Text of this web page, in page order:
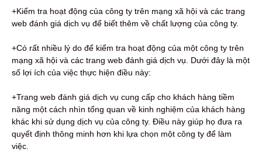
+Kiểm tra hoạt động của công ty trên mạng xã hội và các trang
web đánh giá dịch vụ để biết thêm về chất lượng của công ty.
+Có rất nhiều lý do để kiểm tra hoạt động của một công ty trên
mạng xã hội và các trang web đánh giá dịch vụ. Dưới đây là một
số lợi ích của việc thực hiện điều này:
+Trang web đánh giá dịch vụ cung cấp cho khách hàng tiềm
năng một cách nhìn tổng quan về kinh nghiệm của khách hàng
khác khi sử dụng dịch vụ của công ty. Điều này giúp họ đưa ra
quyết định thông minh hơn khi lựa chọn một công ty để làm
việc.